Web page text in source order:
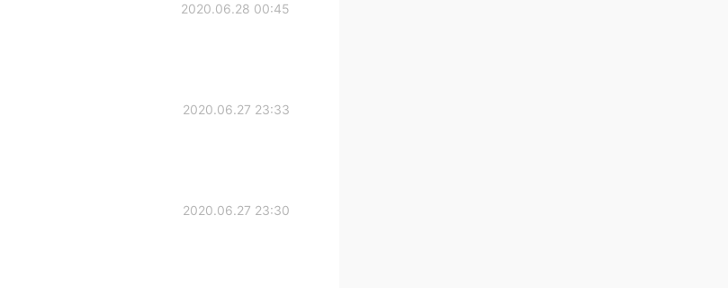
2020.06.28 00:45
2020.06.27 23:33
2020.06.27 23:30